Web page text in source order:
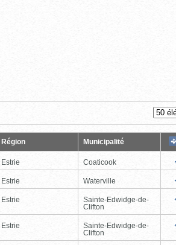
Région Municipalité
Estrie Coaticook
Estrie Waterville
Estrie
Sainte-Edwidge-de-
Clifton
Estrie
Sainte-Edwidge-de-
Clifton